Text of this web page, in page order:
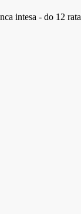
intesa - do 12 rata